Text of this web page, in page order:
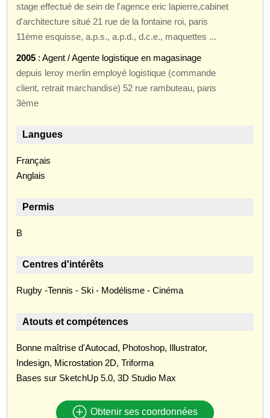
stage effectué de sein de l'agence eric lapierre,cabinet
d'architecture situé 21 rue de la fontaine roi, paris
11ème esquisse, a.p.s., a.p.d., d.c.e., maquettes ...
2005 : Agent / Agente logistique en magasinage
depuis leroy merlin employé logistique (commande
client, retrait marchandise) 52 rue rambuteau, paris
3ème
Langues
Français
Anglais
Permis
B
Centres d'intérêts
Rugby -Tennis - Ski - Modélisme - Cinéma
Atouts et compétences
Bonne maîtrise d'Autocad, Photoshop, Illustrator,
Indesign, Microstation 2D, Triforma
Bases sur SketchUp 5.0, 3D Studio Max
Obtenir ses coordonnées